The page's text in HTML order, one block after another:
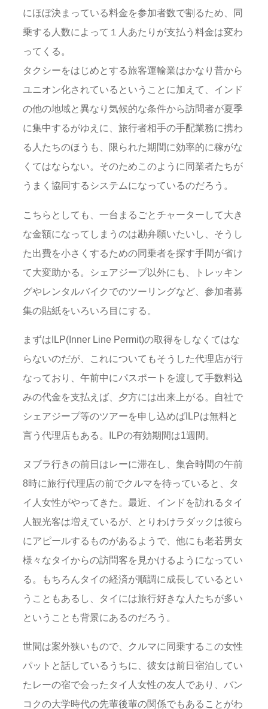
にほぼ決まっている料金を参加者数で割るため、同
乗する人数によって１人あたりが支払う料金は変わ
ってくる。
タクシーをはじめとする旅客運輸業はかなり昔から
ユニオン化されているということに加えて、インド
の他の地域と異なり気候的な条件から訪問者が夏季
に集中するがゆえに、旅行者相手の手配業務に携わ
る人たちのほうも、限られた期間に効率的に稼がな
くてはならない。そのためこのように同業者たちが
うまく協同するシステムになっているのだろう。
こちらとしても、一台まるごとチャーターして大き
な金額になってしまうのは勘弁願いたいし、そうし
た出費を小さくするための同乗者を探す手間が省け
て大変助かる。シェアジープ以外にも、トレッキン
グやレンタルバイクでのツーリングなど、参加者募
集の貼紙をいろいろ目にする。
まずはILP(Inner Line Permit)の取得をしなくてはな
らないのだが、これについてもそうした代理店が行
なっており、午前中にパスポートを渡して手数料込
みの代金を支払えば、夕方には出来上がる。自社で
シェアジープ等のツアーを申し込めばILPは無料と
言う代理店もある。ILPの有効期間は1週間。
ヌブラ行きの前日はレーに滞在し、集合時間の午前
8時に旅行代理店の前でクルマを待っていると、タ
イ人女性がやってきた。最近、インドを訪れるタイ
人観光客は増えているが、とりわけラダックは彼ら
にアピールするものがあるようで、他にも老若男女
様々なタイからの訪問客を見かけるようになってい
る。もちろんタイの経済が順調に成長しているとい
うこともあるし、タイには旅行好きな人たちが多い
ということも背景にあるのだろう。
世間は案外狭いもので、クルマに同乗するこの女性
パットと話しているうちに、彼女は前日宿泊してい
たレーの宿で会ったタイ人女性の友人であり、バン
コクの大学時代の先輩後輩の関係でもあることがわ